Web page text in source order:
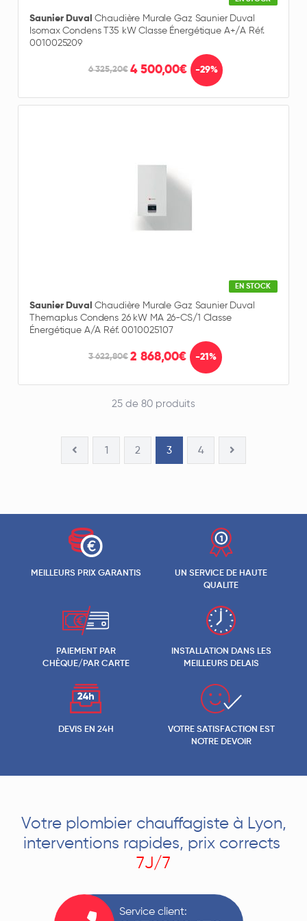
Saunier Duval Chaudière Murale Gaz Saunier Duval
Isomax Condens T35 kW Classe Énergétique A+/A Réf.
0010025209
6 325,20€ 4 500,00€ -29%
EN STOCK
Saunier Duval Chaudière Murale Gaz Saunier Duval
Themaplus Condens 26 kW MA 26-CS/1 Classe
Énergétique A/A Réf. 0010025107
3 622,80€ 2 868,00€ -21%
25 de 80 produits
1 2 3 4
MEILLEURS PRIX GARANTIS
UN SERVICE DE HAUTE
QUALITE
PAIEMENT PAR
CHÈQUE/PAR CARTE
INSTALLATION DANS LES
MEILLEURS DELAIS
DEVIS EN 24H
VOTRE SATISFACTION EST
NOTRE DEVOIR
Votre plombier chauffagiste à Lyon,
interventions rapides, prix corrects
7J/7
Service client: